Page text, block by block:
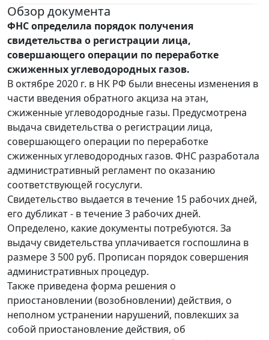
Обзор документа
ФНС определила порядок получения
свидетельства о регистрации лица,
совершающего операции по переработке
сжиженных углеводородных газов.
В октябре 2020 г. в НК РФ были внесены изменения в
части введения обратного акциза на этан,
сжиженные углеводородные газы. Предусмотрена
выдача свидетельства о регистрации лица,
совершающего операции по переработке
сжиженных углеводородных газов. ФНС разработала
административный регламент по оказанию
соответствующей госуслуги.
Свидетельство выдается в течение 15 рабочих дней,
его дубликат - в течение 3 рабочих дней.
Определено, какие документы потребуются. За
выдачу свидетельства уплачивается госпошлина в
размере 3 500 руб. Прописан порядок совершения
административных процедур.
Также приведена форма решения о
приостановлении (возобновлении) действия, о
неполном устранении нарушений, повлекших за
собой приостановление действия, об